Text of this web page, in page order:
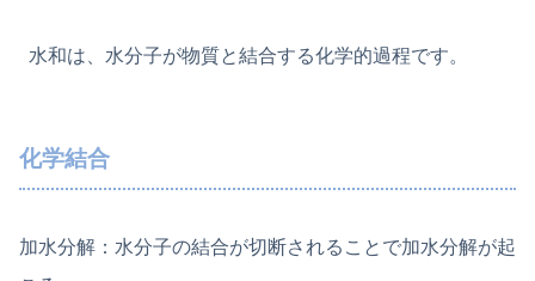
水和は、水分子が物質と結合する化学的過程です。
化学結合
加水分解：水分子の結合が切断されることで加水分解が起